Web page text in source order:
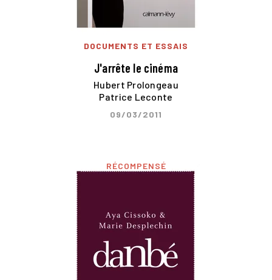
DOCUMENTS ET ESSAIS
J'arrête le cinéma
Hubert Prolongeau
Patrice Leconte
09/03/2011
RÉCOMPENSÉ